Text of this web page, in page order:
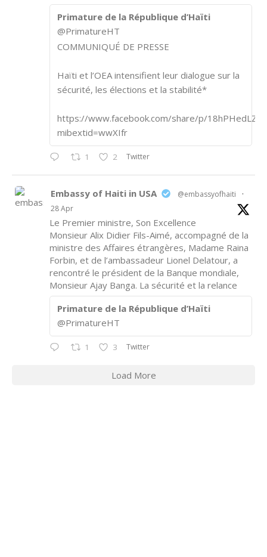
Primature de la République d’Haïti
@PrimatureHT
COMMUNIQUÉ DE PRESSE
Haïti et l’OEA intensifient leur dialogue sur la
sécurité, les élections et la stabilité*
https://www.facebook.com/share/p/18hPHedLZA/
mibextid=wwXIfr
1 2 Twitter
Embassy of Haiti in USA @embassyofhaiti
·
28 Apr
Le Premier ministre, Son Excellence
Monsieur Alix Didier Fils-Aimé, accompagné de la
ministre des Affaires étrangères, Madame Raina
Forbin, et de l’ambassadeur Lionel Delatour, a
rencontré le président de la Banque mondiale,
Monsieur Ajay Banga. La sécurité et la relance
Primature de la République d’Haïti
@PrimatureHT
1 3 Twitter
Load More